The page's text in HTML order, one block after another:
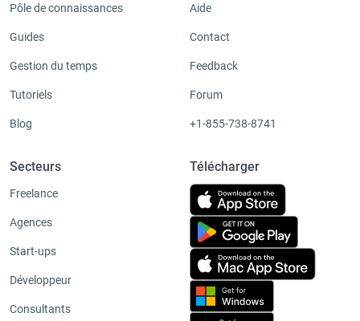
Pôle de connaissances
Guides
Gestion du temps
Tutoriels
Blog
Secteurs
Freelance
Agences
Start-ups
Développeur
Consultants
Aide
Contact
Feedback
Forum
+1-855-738-8741
Télécharger